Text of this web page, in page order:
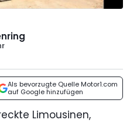
Als bevorzugte Quelle Motor1.com
auf Google hinzufügen
Limousinen,